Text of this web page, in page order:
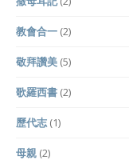
教會合一 (2)
敬拜讚美 (5)
歌羅西書 (2)
歷代志 (1)
母親 (2)